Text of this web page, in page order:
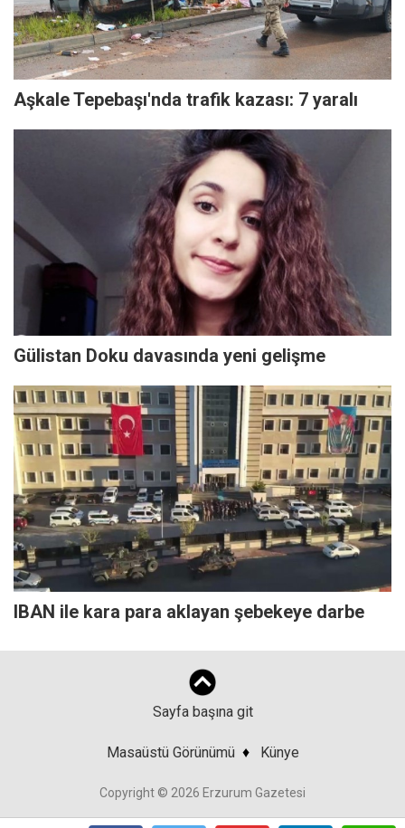
Aşkale Tepebaşı'nda trafik kazası: 7 yaralı
Gülistan Doku davasında yeni gelişme
IBAN ile kara para aklayan şebekeye darbe
Sayfa başına git
Masaüstü Görünümü ♦ Künye
Copyright © 2026 Erzurum Gazetesi